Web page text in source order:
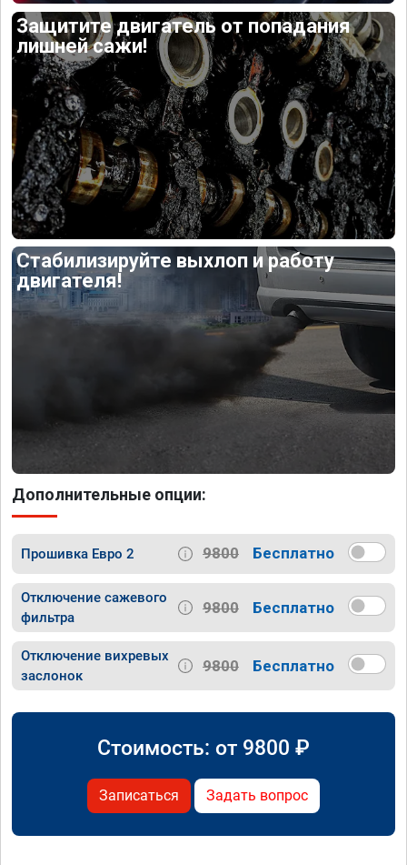
Защитите двигатель от попадания
лишней сажи!
Стабилизируйте выхлоп и работу
двигателя!
Дополнительные опции:
Прошивка Евро 2 9800 Бесплатно
Отключение сажевого
фильтра
9800 Бесплатно
Отключение вихревых
заслонок
9800 Бесплатно
Стоимость: от 9800 ₽
Записаться Задать вопрос